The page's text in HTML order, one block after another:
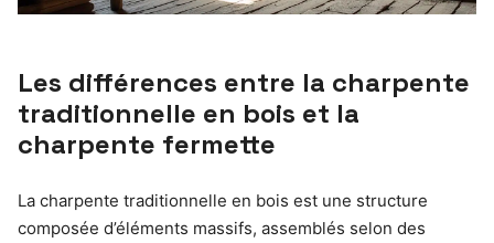
Les différences entre la charpente
traditionnelle en bois et la
charpente fermette
La charpente traditionnelle en bois est une structure
composée d’éléments massifs, assemblés selon des